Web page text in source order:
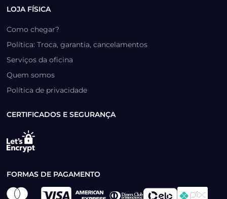
LOJA FÍSICA
Como chegar?
Política: Troca, garantia, cancelamentos
Serviços da oficina
Quem somos
Política de privacidade
CERTIFICADOS E SEGURANÇA
FORMAS DE PAGAMENTO